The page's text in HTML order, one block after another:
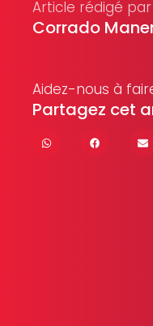
Article rédigé par
Corrado
Aidez-nous à
Partagez cet